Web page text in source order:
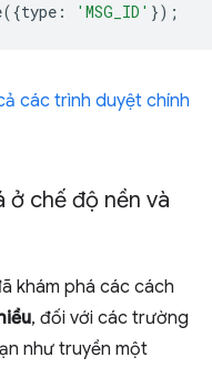
({type : 'MSG_ID' });
các trình duyệt chính
ở chế độ nền và
khám phá các cách
, đối với các trường
như truyền một